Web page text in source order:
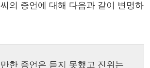
의 증언에 대해 다음과 같이 변명하
한 증언은 듣지 못했고 진위는